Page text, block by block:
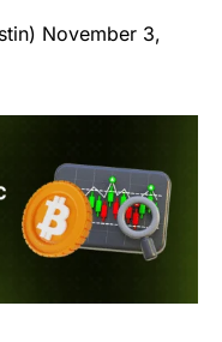
November 3,